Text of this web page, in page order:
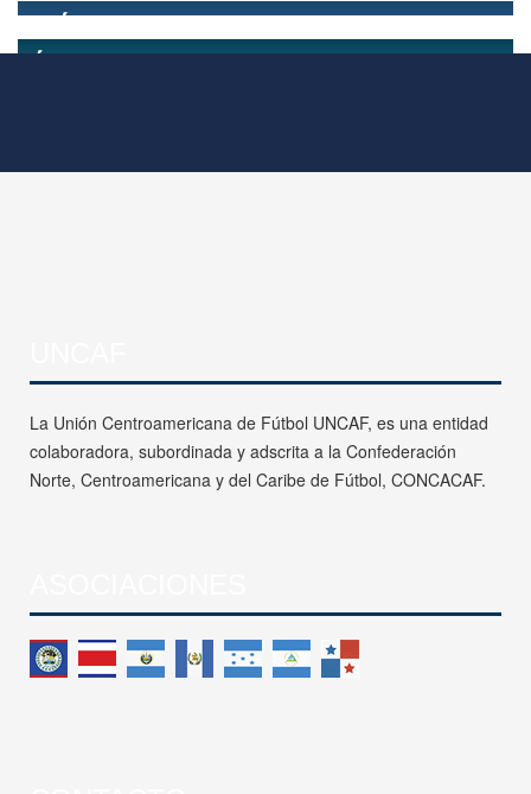
La Unión Centroamericana de Fútbol UNCAF, es una entidad
colaboradora, subordinada y adscrita a la Confederación
Norte, Centroamericana y del Caribe de Fútbol, CONCACAF.